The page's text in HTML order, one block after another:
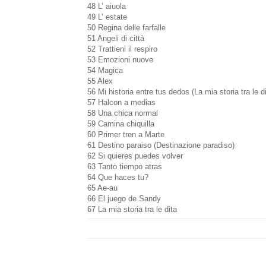
48 L’ aiuola
49 L’ estate
50 Regina delle farfalle
51 Angeli di città
52 Trattieni il respiro
53 Emozioni nuove
54 Magica
55 Alex
56 Mi historia entre tus dedos (La mia storia tra le
57 Halcon a medias
58 Una chica normal
59 Camina chiquilla
60 Primer tren a Marte
61 Destino paraiso (Destinazione paradiso)
62 Si quieres puedes volver
63 Tanto tiempo atras
64 Que haces tu?
65 Ae-au
66 El juego de Sandy
67 La mia storia tra le dita